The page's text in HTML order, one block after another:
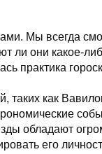
Мы всегда
ли они какое-
практика
таких как
обладают
его